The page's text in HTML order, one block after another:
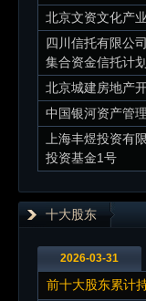
北京文资文化产
四川信托有限公
集合资金信托计划
北京城建房地产
中国银河资产管
上海丰煜投资有
投资基金1号
十大股东
2026-03-31
前十大股东累计